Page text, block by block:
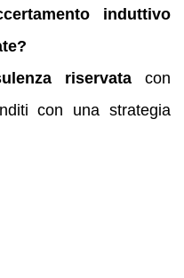
induttivo
riservata con
con una strategia